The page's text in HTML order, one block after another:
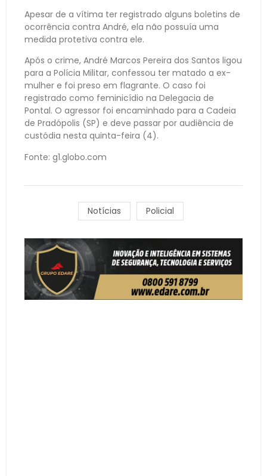
Apesar de a vítima ter registrado alguns boletins de
ocorrência contra André, ela não possuía uma
medida protetiva contra ele.
Após o crime, André Marcos Pereira dos Santos ligou
para a Polícia Militar, confessou ter matado a ex-
mulher e foi preso em flagrante. O caso foi
registrado como feminicídio na Delegacia de
Pontal. O agressor foi encaminhado para a Cadeia
de Pradópolis (SP) e deve passar por audiência de
custódia nesta quinta-feira (4).
Fonte: g1.globo.com
Notícias Policial